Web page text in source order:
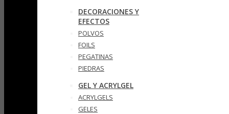
DECORACIONES Y
EFECTOS
POLVOS
FOILS
PEGATINAS
PIEDRAS
GEL Y ACRYLGEL
ACRYLGELS
GELES